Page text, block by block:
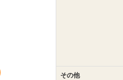
その他